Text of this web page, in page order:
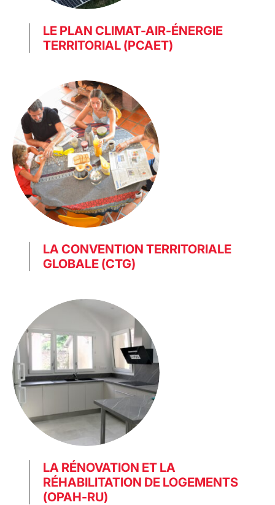
LE PLAN CLIMAT-AIR-ÉNERGIE
TERRITORIAL (PCAET)
LA CONVENTION TERRITORIALE
GLOBALE (CTG)
LA RÉNOVATION ET LA
RÉHABILITATION DE LOGEMENTS
(OPAH-RU)